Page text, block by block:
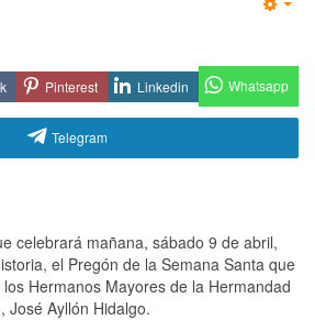
Pinterest Linkedin Whatsapp
Telegram
celebrará mañana, sábado 9 de abril,
el Pregón de la Semana Santa que
Hermanos Mayores de la Hermandad
José Ayllón Hidalgo.